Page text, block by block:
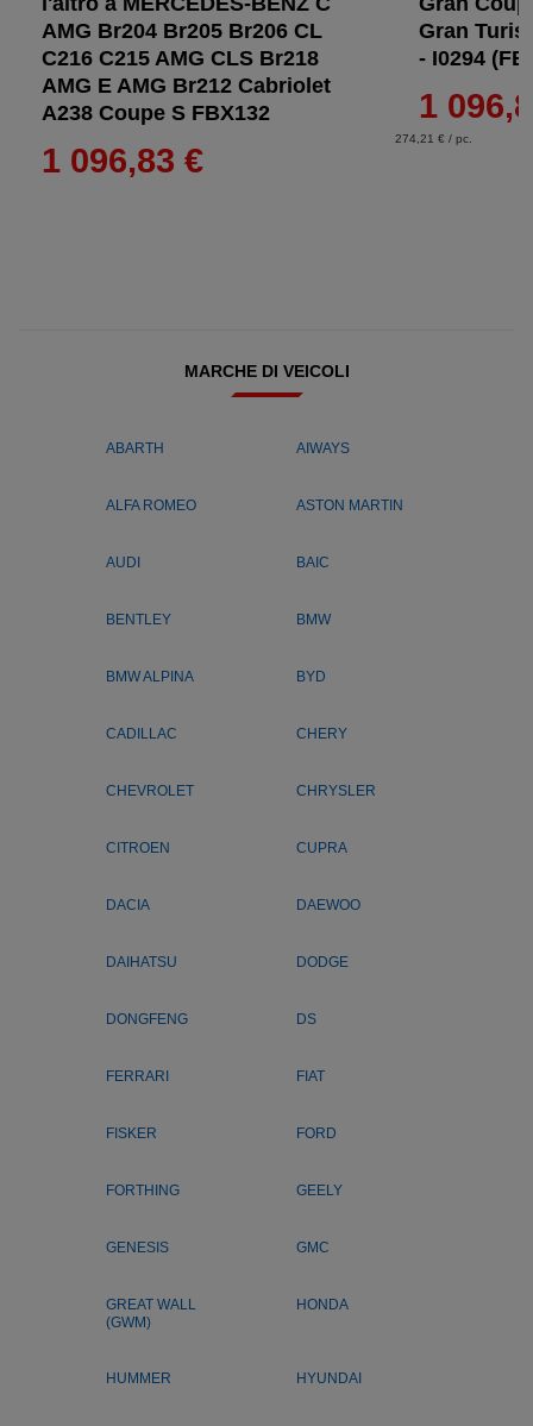
AMG Br204 Br205 Br206 CL
C216 C215 AMG CLS Br218
AMG E AMG Br212 Cabriolet
A238 Coupe S FBX132
1 096,83 €
Gran
- I0294
1
274,21 € / pc.
MARCHE DI VEICOLI
ABARTH AIWAYS
ALFA ROMEO ASTON MARTIN
AUDI BAIC
BENTLEY BMW
BMW ALPINA BYD
CADILLAC CHERY
CHEVROLET CHRYSLER
CITROEN CUPRA
DACIA DAEWOO
DAIHATSU DODGE
DONGFENG DS
FERRARI FIAT
FISKER FORD
FORTHING GEELY
GENESIS GMC
GREAT WALL
(GWM)
HONDA
HUMMER HYUNDAI